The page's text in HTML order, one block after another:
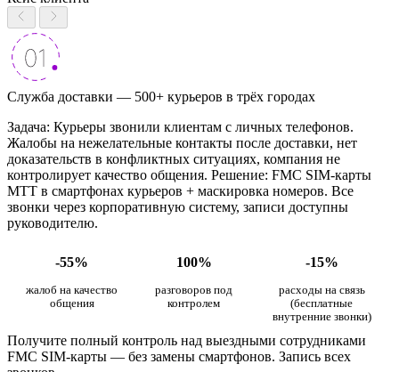
Служба доставки — 500+ курьеров в трёх городах
Задача: Курьеры звонили клиентам с личных телефонов.
Жалобы на нежелательные контакты после доставки, нет
доказательств в конфликтных ситуациях, компания не
контролирует качество общения. Решение: FMC SIM-карты
МТТ в смартфонах курьеров + маскировка номеров. Все
звонки через корпоративную систему, записи доступны
руководителю.
-55% 100% -15%
жалоб на качество
общения
разговоров под
контролем
расходы на связь
(бесплатные
внутренние звонки)
Получите полный контроль над выездными сотрудниками
FMC SIM-карты — без замены смартфонов. Запись всех